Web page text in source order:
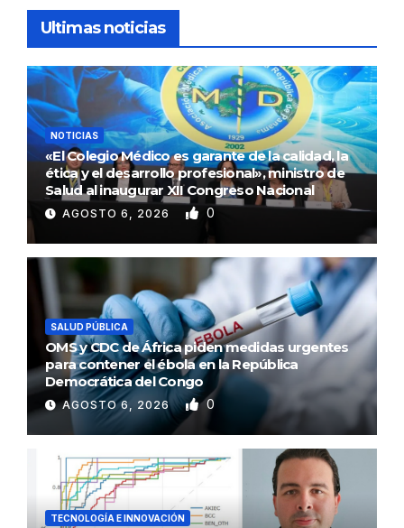
Ultimas noticias
NOTICIAS
«El Colegio Médico es garante de la calidad, la
ética y el desarrollo profesional», ministro de
Salud al inaugurar XII Congreso Nacional
AGOSTO 6, 2026 0
SALUD PÚBLICA
OMS y CDC de África piden medidas urgentes
para contener el ébola en la República
Democrática del Congo
AGOSTO 6, 2026 0
TECNOLOGÍA E INNOVACIÓN